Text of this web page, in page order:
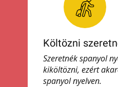
Költözni
Szeretnék spanyol
kiköltözni, ezért
spanyol nyelven.